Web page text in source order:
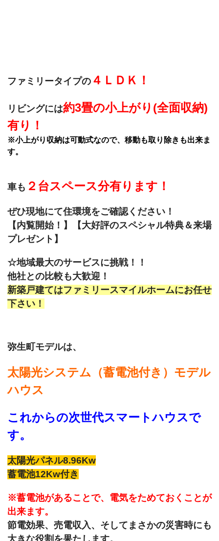
ファミリータイプの ４ＬＤＫ！
リビングには約3畳の小上がり(全面収納)
有り！
※小上がり収納は可動式なので、移動も取り除きも出来ま
す。
車も ２台スペース分有ります！
ぜひ現地にて住環境をご確認ください！
【内覧開始！】【大好評のスペシャル特典＆来場
プレゼント】
☆地域最大のサービスに挑戦！！
他社との比較も大歓迎！
新築戸建てはファミリースマイルホームにお任せ
下さい！
弥生町モデルは、
太陽光システム（蓄電池付き）モデル
ハウス
これからの次世代スマートハウスで
す。
太陽光パネル8.96Kw
蓄電池12Kw付き
※蓄電池があることで、電気をためておくことが
出来ます。
節電効果、売電収入、そしてまさかの災害時にも
大きな役割を果たします。